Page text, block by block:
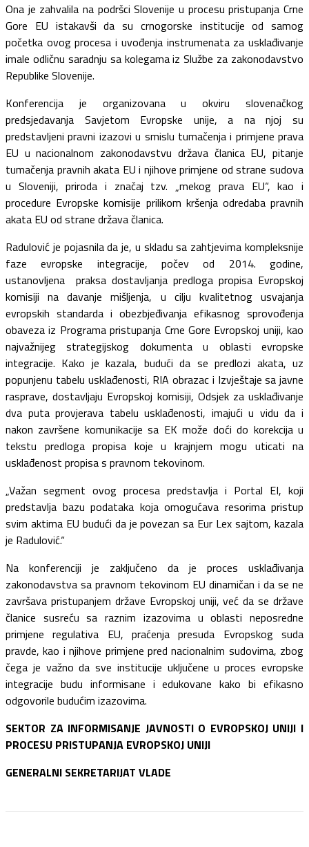
Ona je zahvalila na podršci Slovenije u procesu pristupanja Crne
Gore EU istakavši da su crnogorske institucije od samog
početka ovog procesa i uvođenja instrumenata za usklađivanje
imale odličnu saradnju sa kolegama iz Službe za zakonodavstvo
Republike Slovenije.
Konferencija je organizovana u okviru slovenačkog
predsjedavanja Savjetom Evropske unije, a na njoj su
predstavljeni pravni izazovi u smislu tumačenja i primjene prava
EU u nacionalnom zakonodavstvu država članica EU, pitanje
tumačenja pravnih akata EU i njihove primjene od strane sudova
u Sloveniji, priroda i značaj tzv. „mekog prava EU“, kao i
procedure Evropske komisije prilikom kršenja odredaba pravnih
akata EU od strane država članica.
Radulović je pojasnila da je, u skladu sa zahtjevima kompleksnije
faze evropske integracije, počev od 2014. godine,
ustanovljena praksa dostavljanja predloga propisa Evropskoj
komisiji na davanje mišljenja, u cilju kvalitetnog usvajanja
evropskih standarda i obezbjeđivanja efikasnog sprovođenja
obaveza iz Programa pristupanja Crne Gore Evropskoj uniji, kao
najvažnijeg strategijskog dokumenta u oblasti evropske
integracije. Kako je kazala, budući da se predlozi akata, uz
popunjenu tabelu usklađenosti, RIA obrazac i Izvještaje sa javne
rasprave, dostavljaju Evropskoj komisiji, Odsjek za usklađivanje
dva puta provjerava tabelu usklađenosti, imajući u vidu da i
nakon završene komunikacije sa EK može doći do korekcija u
tekstu predloga propisa koje u krajnjem mogu uticati na
usklađenost propisa s pravnom tekovinom.
„Važan segment ovog procesa predstavlja i Portal EI, koji
predstavlja bazu podataka koja omogućava resorima pristup
svim aktima EU budući da je povezan sa Eur Lex sajtom, kazala
je Radulović.“
Na konferenciji je zaključeno da je proces usklađivanja
zakonodavstva sa pravnom tekovinom EU dinamičan i da se ne
završava pristupanjem države Evropskoj uniji, već da se države
članice susreću sa raznim izazovima u oblasti neposredne
primjene regulativa EU, praćenja presuda Evropskog suda
pravde, kao i njihove primjene pred nacionalnim sudovima, zbog
čega je važno da sve institucije uključene u proces evropske
integracije budu informisane i edukovane kako bi efikasno
odgovorile budućim izazovima.
SEKTOR ZA INFORMISANJE JAVNOSTI O EVROPSKOJ UNIJI I
PROCESU PRISTUPANJA EVROPSKOJ UNIJI
GENERALNI SEKRETARIJAT VLADE